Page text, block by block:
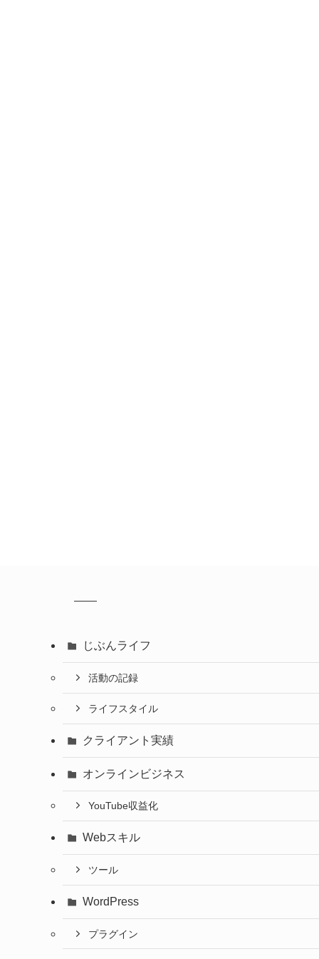
じぶんライフ
活動の記録
ライフスタイル
クライアント実績
オンラインビジネス
YouTube収益化
Webスキル
ツール
WordPress
プラグイン